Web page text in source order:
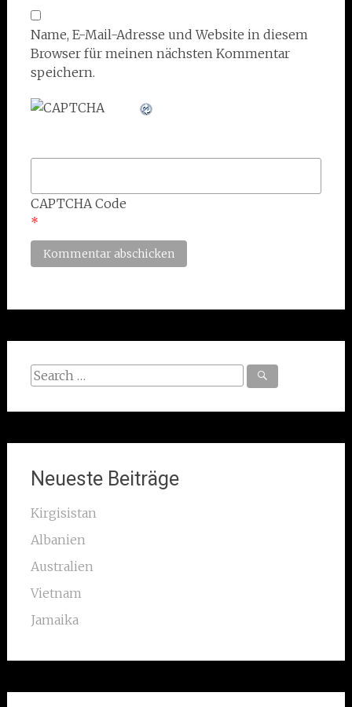
Name, E-Mail-Adresse und Website in diesem
Browser für meinen nächsten Kommentar
speichern.
CAPTCHA Code
*
Search
Neueste Beiträge
Kirgisistan
Albanien
Australien
Vietnam
Jamaika